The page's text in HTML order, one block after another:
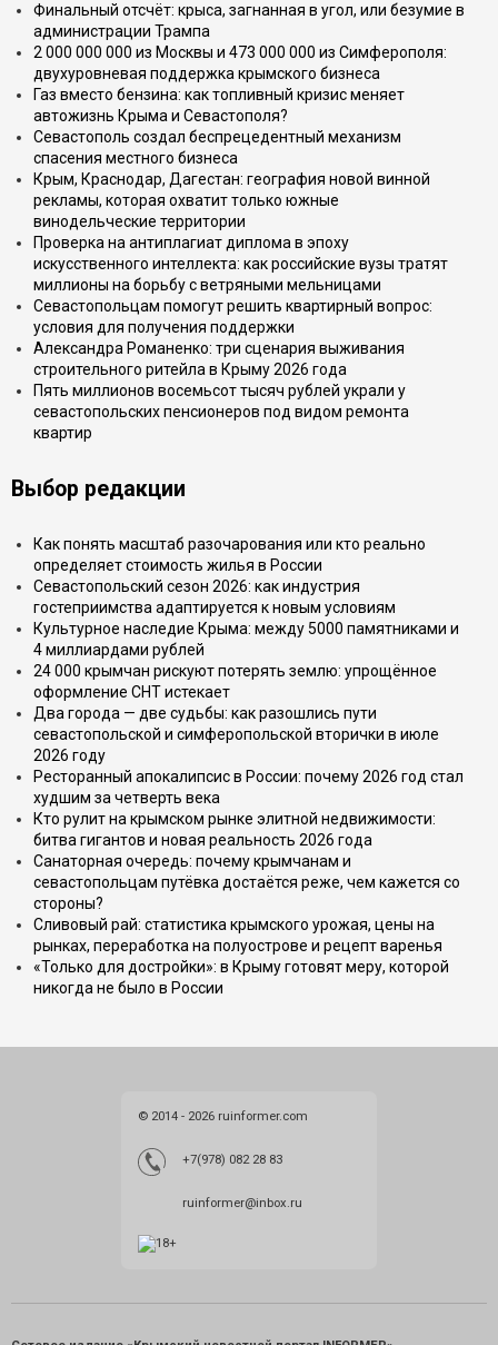
Финальный отсчёт: крыса, загнанная в угол, или безумие в
администрации Трампа
2 000 000 000 из Москвы и 473 000 000 из Симферополя:
двухуровневая поддержка крымского бизнеса
Газ вместо бензина: как топливный кризис меняет
автожизнь Крыма и Севастополя?
Севастополь создал беспрецедентный механизм
спасения местного бизнеса
Крым, Краснодар, Дагестан: география новой винной
рекламы, которая охватит только южные
винодельческие территории
Проверка на антиплагиат диплома в эпоху
искусственного интеллекта: как российские вузы тратят
миллионы на борьбу с ветряными мельницами
Севастопольцам помогут решить квартирный вопрос:
условия для получения поддержки
Александра Романенко: три сценария выживания
строительного ритейла в Крыму 2026 года
Пять миллионов восемьсот тысяч рублей украли у
севастопольских пенсионеров под видом ремонта
квартир
Выбор редакции
Как понять масштаб разочарования или кто реально
определяет стоимость жилья в России
Севастопольский сезон 2026: как индустрия
гостеприимства адаптируется к новым условиям
Культурное наследие Крыма: между 5000 памятниками и
4 миллиардами рублей
24 000 крымчан рискуют потерять землю: упрощённое
оформление СНТ истекает
Два города — две судьбы: как разошлись пути
севастопольской и симферопольской вторички в июле
2026 году
Ресторанный апокалипсис в России: почему 2026 год стал
худшим за четверть века
Кто рулит на крымском рынке элитной недвижимости:
битва гигантов и новая реальность 2026 года
Санаторная очередь: почему крымчанам и
севастопольцам путёвка достаётся реже, чем кажется со
стороны?
Сливовый рай: статистика крымского урожая, цены на
рынках, переработка на полуострове и рецепт варенья
«Только для достройки»: в Крыму готовят меру, которой
никогда не было в России
© 2014 - 2026 ruinformer.com
+7(978) 082 28 83
ruinformer@inbox.ru